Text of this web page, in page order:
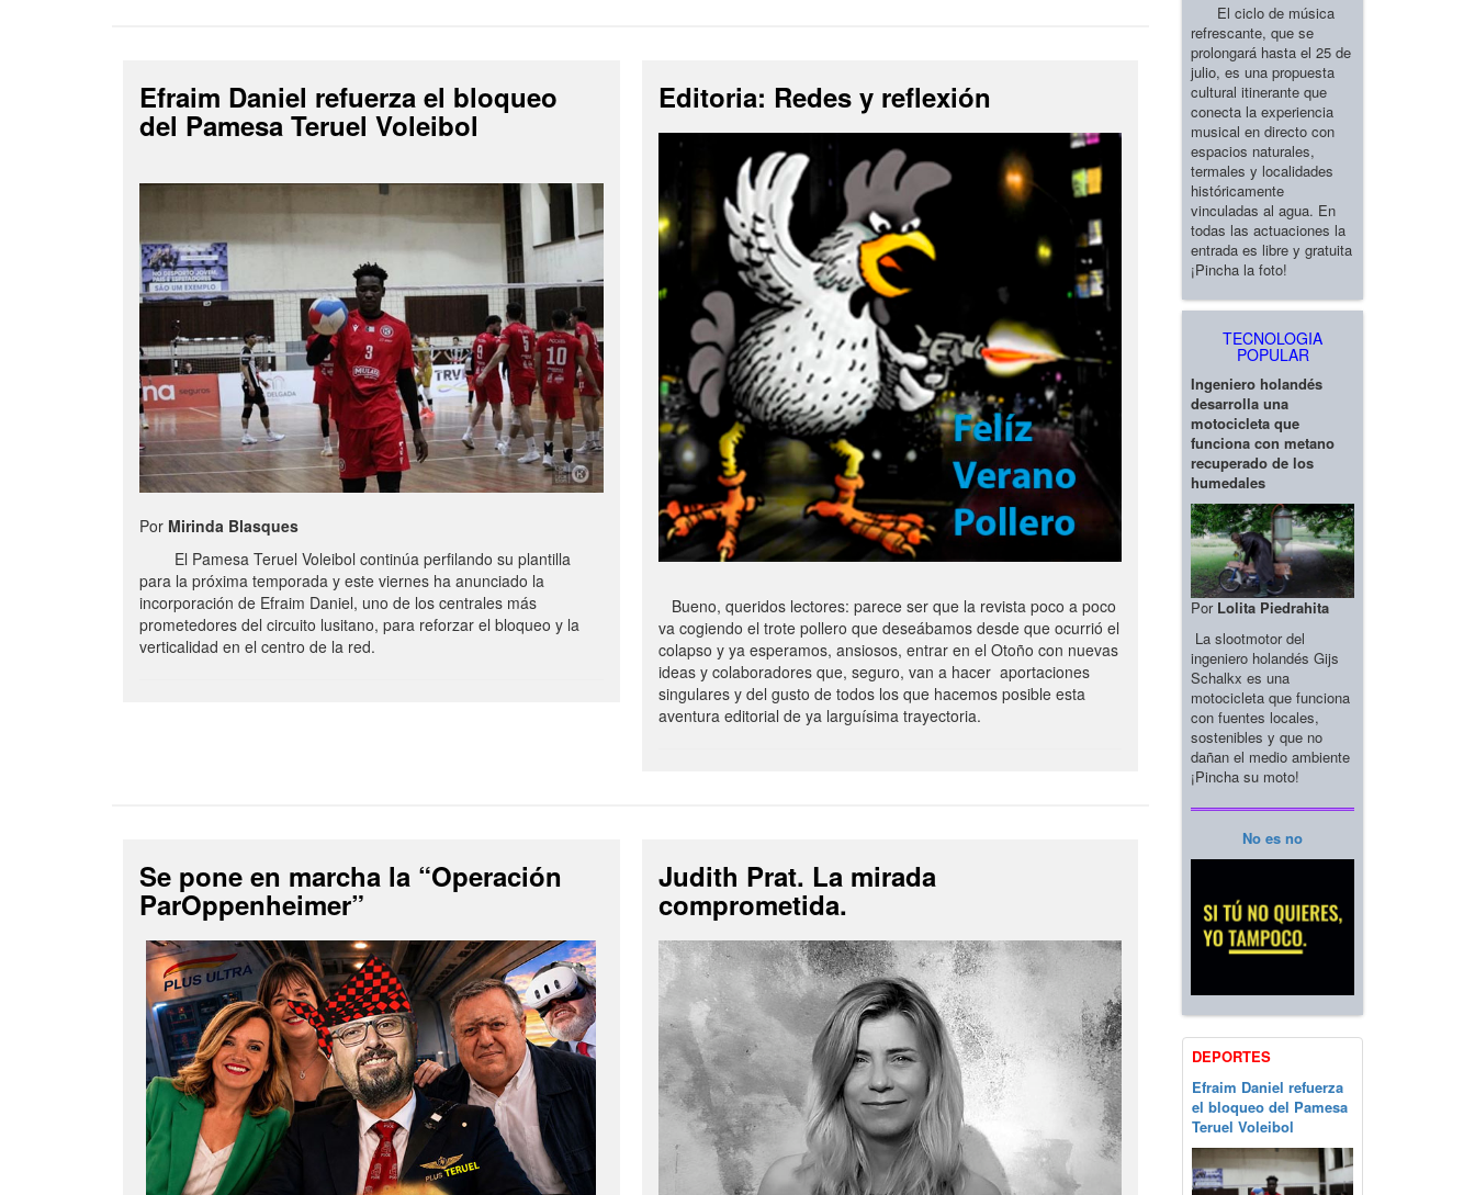
Efraim Daniel refuerza el bloqueo
del Pamesa Teruel Voleibol
Por Mirinda Blasques
El Pamesa Teruel Voleibol continúa perfilando su plantilla
para la próxima temporada y este viernes ha anunciado la
incorporación de Efraim Daniel, uno de los centrales más
prometedores del circuito lusitano, para reforzar el bloqueo y la
verticalidad en el centro de la red.
Editoria: Redes y reflexión
Bueno, queridos lectores: parece ser que la revista poco a poco
va cogiendo el trote pollero que deseábamos desde que ocurrió el
colapso y ya esperamos, ansiosos, entrar en el Otoño con nuevas
ideas y colaboradores que, seguro, van a hacer aportaciones
singulares y del gusto de todos los que hacemos posible esta
aventura editorial de ya larguísima trayectoria.
Se pone en marcha la “Operación
ParOppenheimer”
Judith Prat. La mirada
comprometida.
El ciclo de música
refrescante, que se
prolongará hasta el 25 de
julio, es una propuesta
cultural itinerante que
conecta la experiencia
musical en directo con
espacios naturales,
termales y localidades
históricamente
vinculadas al agua. En
todas las actuaciones la
entrada es libre y gratuita
¡Pincha la foto!
TECNOLOGIA
POPULAR
Ingeniero holandés
desarrolla una
motocicleta que
funciona con metano
recuperado de los
humedales
Por Lolita Piedrahita
La slootmotor del
ingeniero holandés Gijs
Schalkx es una
motocicleta que funciona
con fuentes locales,
sostenibles y que no
dañan el medio ambiente
¡Pincha su moto!
No es no
DEPORTES
Efraim Daniel refuerza
el bloqueo del Pamesa
Teruel Voleibol